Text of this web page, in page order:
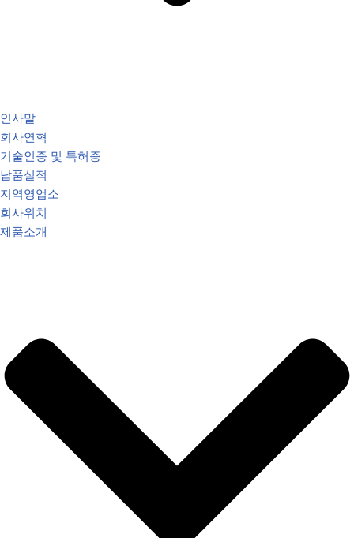
인사말
회사연혁
기술인증 및 특허증
납품실적
지역영업소
회사위치
제품소개